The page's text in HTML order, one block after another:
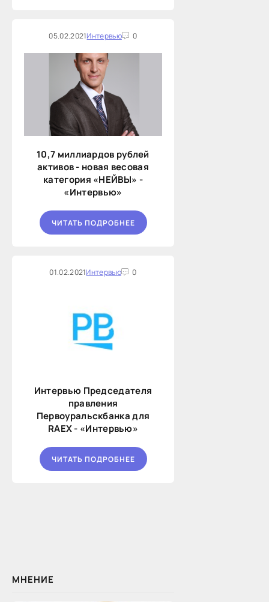
05.02.2021Интервью 0
10,7 миллиардов рублей
активов - новая весовая
категория «НЕЙВЫ» -
«Интервью»
ЧИТАТЬ ПОДРОБНЕЕ
01.02.2021Интервью 0
Интервью Председателя
правления
Первоуральскбанка для
RAEX - «Интервью»
ЧИТАТЬ ПОДРОБНЕЕ
МНЕНИЕ